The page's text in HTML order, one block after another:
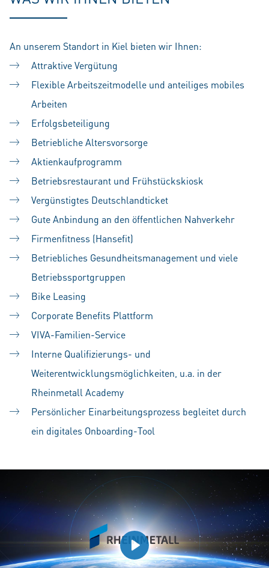
An unserem Standort in Kiel bieten wir Ihnen:
Attraktive Vergütung
Flexible Arbeitszeitmodelle und anteiliges mobiles
Arbeiten
Erfolgsbeteiligung
Betriebliche Altersvorsorge
Aktienkaufprogramm
Betriebsrestaurant und Frühstückskiosk
Vergünstigtes Deutschlandticket
Gute Anbindung an den öffentlichen Nahverkehr
Firmenfitness (Hansefit)
Betriebliches Gesundheitsmanagement und viele
Betriebssportgruppen
Bike Leasing
Corporate Benefits Plattform
VIVA-Familien-Service
Interne Qualifizierungs- und
Weiterentwicklungsmöglichkeiten, u.a. in der
Rheinmetall Academy
Persönlicher Einarbeitungsprozess begleitet durch
ein digitales Onboarding-Tool
Play